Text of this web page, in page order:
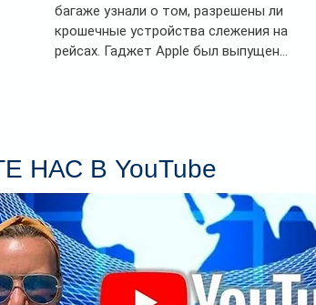
багаже узнали о том, разрешены ли
крошечные устройства слежения на
рейсах. Гаджет Apple был выпущен...
НАС В YouTube